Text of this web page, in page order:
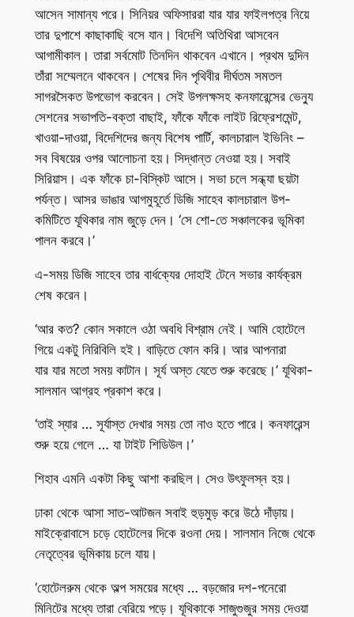
আসেন সামান্য পরে। সিনিয়র অফিসাররা যার যার ফাইলপত্র নিয়ে
তার দুপাশে কাছাকাছি বসে যান। বিদেশি অতিথিরা আসবেন
আগামীকাল। তারা সর্বমোট তিনদিন থাকবেন এখানে। প্রথম দুদিন
তাঁরা সম্মেলনে থাকবেন। শেষের দিন পৃথিবীর দীর্ঘতম সমতল
সাগরসৈকত উপভোগ করবেন। সেই উপলক্ষসহ কনফারেন্সের ভেন্যু
সেশনের সভাপতি-বক্তা বাছাই, ফাঁকে ফাঁকে লাইট রিফ্রেশমেন্ট,
খাওয়া-দাওয়া, বিদেশিদের জন্য বিশেষ পার্টি, কালচারাল ইভিনিং –
সব বিষয়ের ওপর আলোচনা হয়। সিদ্ধান্ত নেওয়া হয়। সবাই
সিরিয়াস। এক ফাঁকে চা-বিস্কিট আসে। সভা চলে সন্ধ্যা ছয়টা
পর্যন্ত। আসর ভাঙার আগমুহূর্তে ডিজি সাহেব কালচারাল উপ-
কমিটিতে যূথিকার নাম জুড়ে দেন। ‘সে শো-তে সঞ্চালকের ভূমিকা
পালন করবে।’
এ-সময় ডিজি সাহেব তার বার্ধক্যের দোহাই টেনে সভার কার্যক্রম
শেষ করেন।
‘আর কত? কোন সকালে ওঠা অবধি বিশ্রাম নেই। আমি হোটেলে
গিয়ে একটু নিরিবিলি হই। বাড়িতে ফোন করি। আর আপনারা
যার যার মতো সময় কাটান। সূর্য অস্ত যেতে শুরু করেছে।’ যূথিকা-
সালমান আগ্রহ প্রকাশ করে।
‘তাই স্যার … সূর্যাস্ত দেখার সময় তো নাও হতে পারে। কনফারেন্স
শুরু হয়ে গেলে … যা টাইট শিডিউল।’
শিহাব এমনি একটা কিছু আশা করছিল। সেও উৎফুলস্ন হয়।
ঢাকা থেকে আসা সাত-আটজন সবাই হুড়মুড় করে উঠে দাঁড়ায়।
মাইক্রোবাসে চড়ে হোটেলের দিকে রওনা দেয়। সালমান নিজে থেকে
নেতৃত্বের ভূমিকায় চলে যায়।
‘হোটেলরুম থেকে অল্প সময়ের মধ্যে … বড়জোর দশ-পনেরো
মিনিটের মধ্যে তারা বেরিয়ে পড়ে। যূথিকাকে সাজুগুজুর সময় দেওয়া